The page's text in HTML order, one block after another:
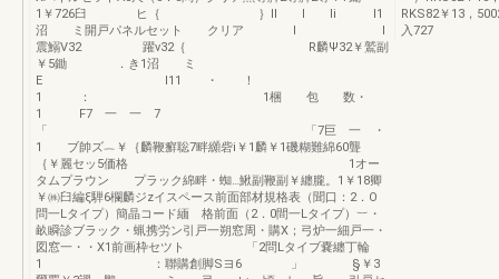
1￥726臼 ヒ｛ ｝lI l li l1
沼 ミ開戸パネルセット クリア I l
震鰯V32 躍v32｛ R麟Ψ32￥鷲副
￥5鋤 ．き1沼 ミ
E I11 ・ ！
1 ： 1梱 包 数・
1 F7 一 一 7
「 「7巨 一 ・
1 ブ帥ズ︷￥｛麟鞭癬聡7畔纐砦i￥1麟￥1磯糊難綿60聾
｛￥麗セッ5価格 1オー
タムプラウン プラック綿畔・蜘…鰍副鞭副￥纏朧。1￥18卿
￥㈱臼編ξ騨6欄麟ジzイスペース前面部材規格表（聞口：2．O
問一Lタイプ）簡晶コード緬 格前面（2．0間一Lタイプ）︸・
畝瞬診ブラック・蝋携労ン引戸一朔窓周・購X；弓炉一細戸一・
図窓一・・X1前画枠セツト 「2問Lタイブ嚢纏丁輪
1 ：聯購創脚Sヨ6 」 §￥3
RKS82￥13，
入727